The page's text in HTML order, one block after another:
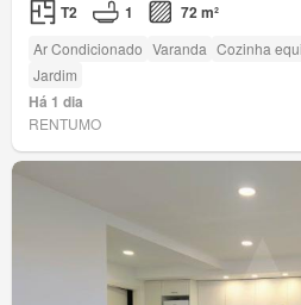
T2 1 72 m²
Ar Condicionado Varanda Cozinha
Jardim
Há 1 dia
RENTUMO